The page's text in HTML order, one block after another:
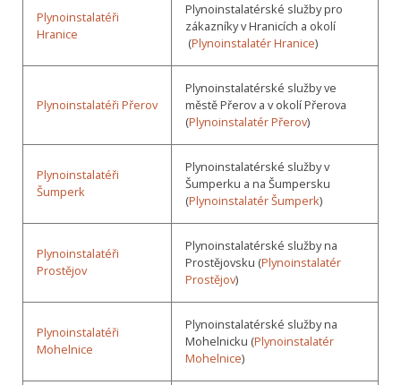
Plynoinstalatéři
Hranice
Plynoinstalatérské služby pro
zákazníky v Hranicích a okolí
(Plynoinstalatér Hranice)
Plynoinstalatéři Přerov
Plynoinstalatérské služby ve
městě Přerov a v okolí Přerova
(Plynoinstalatér Přerov)
Plynoinstalatéři
Šumperk
Plynoinstalatérské služby v
Šumperku a na Šumpersku
(Plynoinstalatér Šumperk)
Plynoinstalatéři
Prostějov
Plynoinstalatérské služby na
Prostějovsku (Plynoinstalatér
Prostějov)
Plynoinstalatéři
Mohelnice
Plynoinstalatérské služby na
Mohelnicku (Plynoinstalatér
Mohelnice)